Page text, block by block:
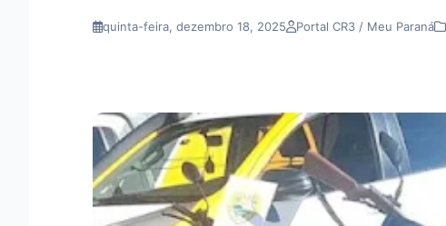
quinta-feira, dezembro 18, 2025 Portal CR3 / Meu Paraná